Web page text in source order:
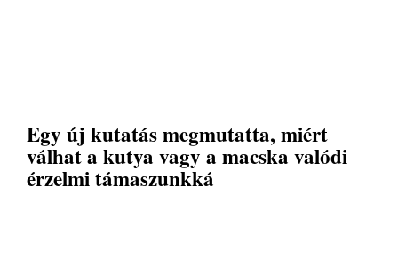
Egy új kutatás megmutatta, miért
válhat a kutya vagy a macska valódi
érzelmi támaszunkká